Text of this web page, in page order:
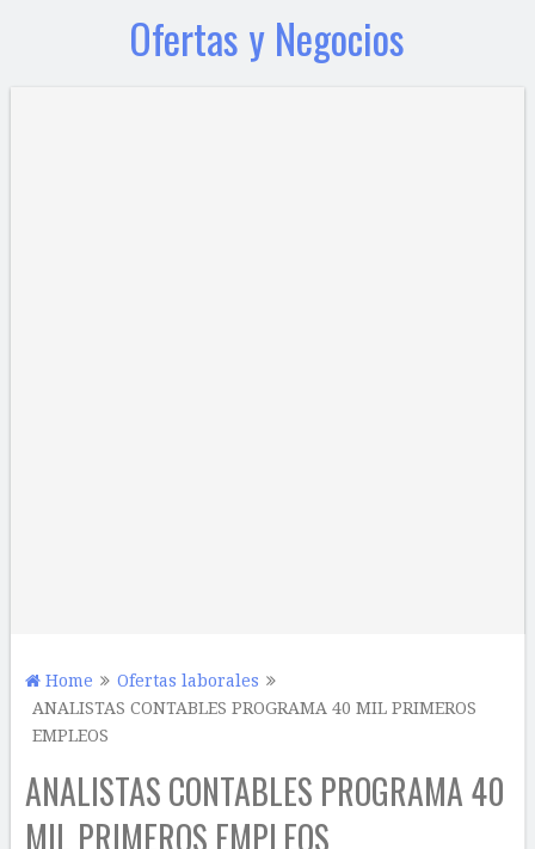
Ofertas y Negocios
Home
Ofertas laborales
ANALISTAS CONTABLES PROGRAMA 40 MIL PRIMEROS
EMPLEOS
ANALISTAS CONTABLES PROGRAMA 40
MIL PRIMEROS EMPLEOS